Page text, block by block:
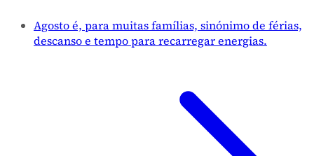
Agosto é, para muitas famílias, sinónimo de férias,
descanso e tempo para recarregar energias.